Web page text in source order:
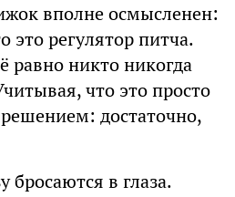
вполне осмысленен:
это регулятор питча.
равно никто никогда
что это просто
достаточно,
в глаза.